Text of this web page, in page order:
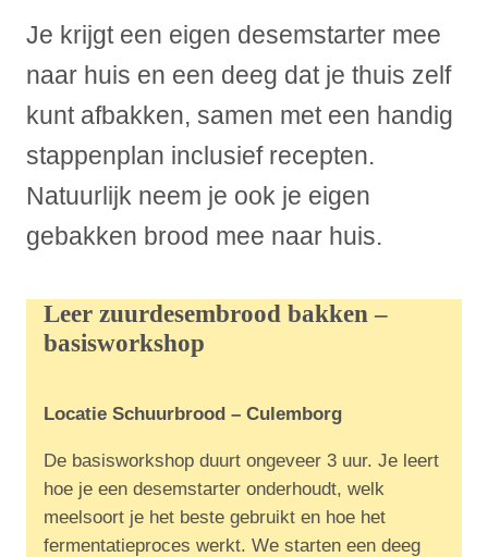
Je krijgt een eigen desemstarter mee
naar huis en een deeg dat je thuis zelf
kunt afbakken, samen met een handig
stappenplan inclusief recepten.
Natuurlijk neem je ook je eigen
gebakken brood mee naar huis.
Leer zuurdesembrood bakken –
basisworkshop
Locatie Schuurbrood – Culemborg
De basisworkshop duurt ongeveer 3 uur. Je leert
hoe je een desemstarter onderhoudt, welk
meelsoort je het beste gebruikt en hoe het
fermentatieproces werkt. We starten een deeg